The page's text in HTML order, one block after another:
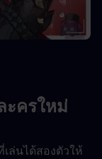
ะครใหม่
ล่นได้สองตัวให้